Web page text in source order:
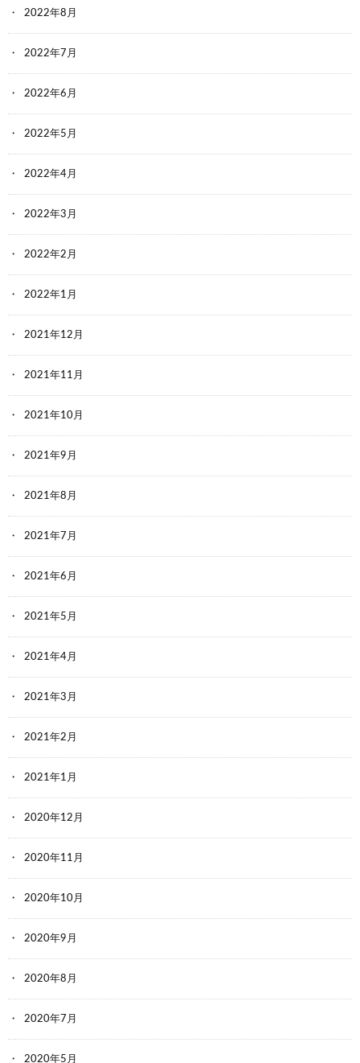
2022年8月
2022年7月
2022年6月
2022年5月
2022年4月
2022年3月
2022年2月
2022年1月
2021年12月
2021年11月
2021年10月
2021年9月
2021年8月
2021年7月
2021年6月
2021年5月
2021年4月
2021年3月
2021年2月
2021年1月
2020年12月
2020年11月
2020年10月
2020年9月
2020年8月
2020年7月
2020年5月